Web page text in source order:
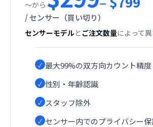
〜から
/ センサー（買い切り）
センサーモデルと ご注文数量によって異
✓ 最大99%の双方向カウント精度
✓ 性別・年齢認識
✓ スタッフ除外
✓ センサー内でのプライバシー